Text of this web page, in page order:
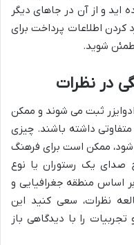
اید و از آن در جاهای دیگر
کردن اطلاعات پرداخت برای
در نظرات
ثبت می شوند و ممکن
داشته باشند. چیزی
ممکن است برای فرهنگ
صدای یک رستوران یا نوع
منطقه جغرافیایی و
نظرات، سعی کنید این
را با دیدگاهی باز